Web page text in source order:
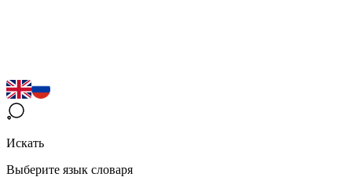
Искать
Выберите язык словаря